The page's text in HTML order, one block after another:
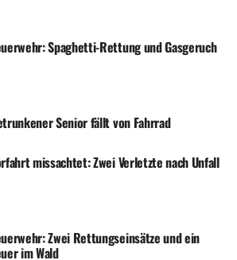
Einsätze am Dienstag und Mittwoch
Sonntag ständig im Einsatz
Spaghetti-Rettung und Gasgeruch
Senior fällt von Fahrrad
missachtet: Zwei Verletzte nach Unfall
Zwei Rettungseinsätze und ein
im Wald